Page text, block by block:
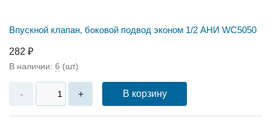
Впускной клапан, боковой подвод эконом 1/2 АНИ WC5050
282 ₽
В наличии: 6 (шт)
- + В корзину